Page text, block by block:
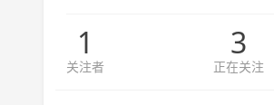
1
关注者
3
正在关注